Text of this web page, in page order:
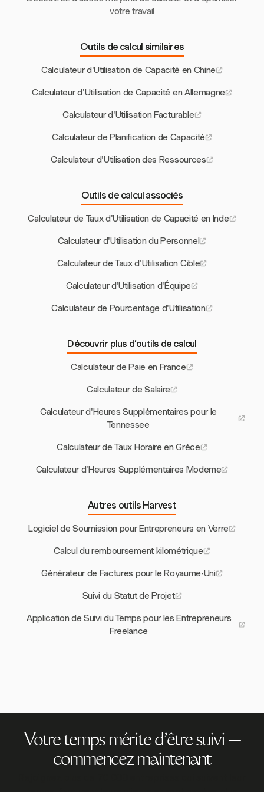
votre travail
Outils de calcul similaires
Calculateur d'Utilisation de Capacité en Chine
Calculateur d'Utilisation de Capacité en Allemagne
Calculateur d'Utilisation Facturable
Calculateur de Planification de Capacité
Calculateur d'Utilisation des Ressources
Outils de calcul associés
Calculateur de Taux d'Utilisation de Capacité en Inde
Calculateur d'Utilisation du Personnel
Calculateur de Taux d'Utilisation Cible
Calculateur d'Utilisation d'Équipe
Calculateur de Pourcentage d'Utilisation
Découvrir plus d’outils de calcul
Calculateur de Paie en France
Calculateur de Salaire
Calculateur d'Heures Supplémentaires pour le
Tennessee
Calculateur de Taux Horaire en Grèce
Calculateur d'Heures Supplémentaires Moderne
Autres outils Harvest
Logiciel de Soumission pour Entrepreneurs en Verre
Calcul du remboursement kilométrique
Générateur de Factures pour le Royaume-Uni
Suivi du Statut de Projet
Application de Suivi du Temps pour les Entrepreneurs
Freelance
Votre temps mérite d'être suivi —
commencez maintenant